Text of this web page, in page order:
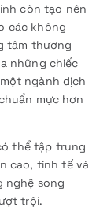
còn tạo nên
các không
tâm thương
những chiếc
ngành dịch
mực hơn
thể tập trung
cao, tinh tế và
nghệ song
trội.